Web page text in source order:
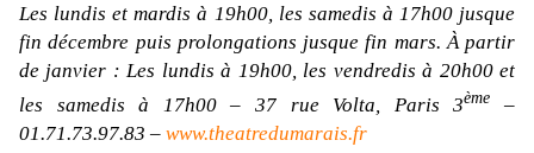
Les lundis et mardis à 19h00, les samedis à 17h00 jusque
fin décembre puis prolongations jusque fin mars. À partir
de janvier : Les lundis à 19h00, les vendredis à 20h00 et
les samedis à 17h00 – 37 rue Volta, Paris 3ème
–
01.71.73.97.83 – www.theatredumarais.fr